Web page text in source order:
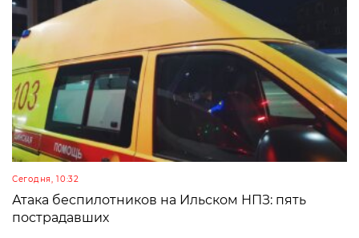
Сегодня, 10:32
Атака беспилотников на Ильском НПЗ: пять
пострадавших